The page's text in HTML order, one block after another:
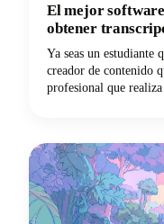
El mejor
obtener
Ya seas un estudiante
creador de contenido
profesional que